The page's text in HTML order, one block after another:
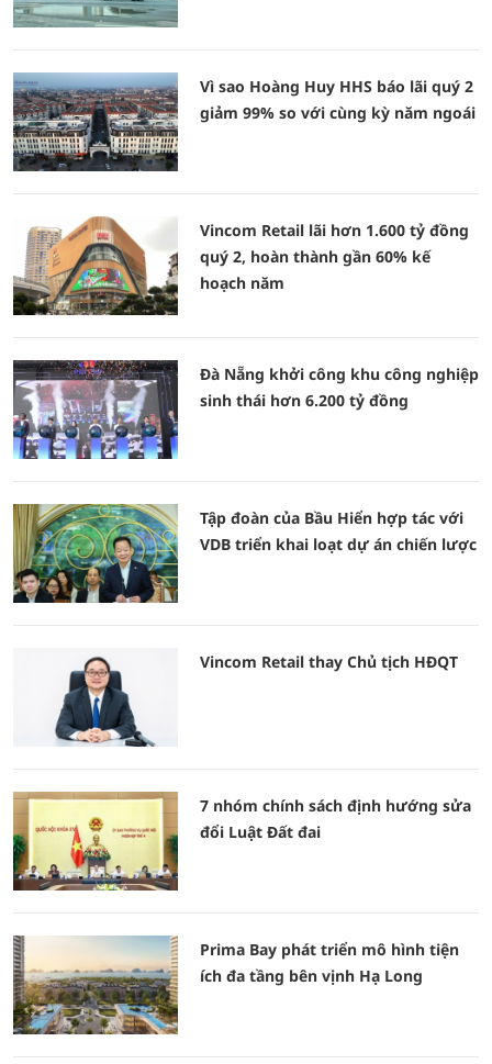
Vì sao Hoàng Huy HHS báo lãi quý 2
giảm 99% so với cùng kỳ năm ngoái
Vincom Retail lãi hơn 1.600 tỷ đồng
quý 2, hoàn thành gần 60% kế
hoạch năm
Đà Nẵng khởi công khu công nghiệp
sinh thái hơn 6.200 tỷ đồng
Tập đoàn của Bầu Hiển hợp tác với
VDB triển khai loạt dự án chiến lược
Vincom Retail thay Chủ tịch HĐQT
7 nhóm chính sách định hướng sửa
đổi Luật Đất đai
Prima Bay phát triển mô hình tiện
ích đa tầng bên vịnh Hạ Long